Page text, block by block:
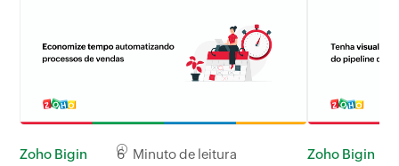
Zoho Bigin 6 Minuto de leitura Zoho Bigin